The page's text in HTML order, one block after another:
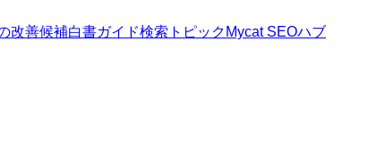
改善候補白書ガイド検索トピック Mycat SEOハブ